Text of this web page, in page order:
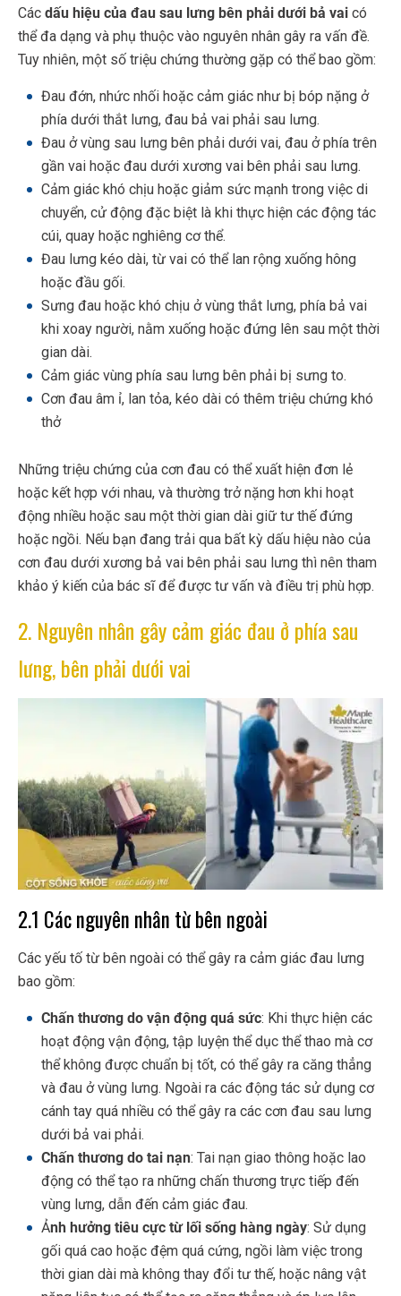
Các dấu hiệu của đau sau lưng bên phải dưới bả vai có
thể đa dạng và phụ thuộc vào nguyên nhân gây ra vấn đề.
Tuy nhiên, một số triệu chứng thường gặp có thể bao gồm:
Đau đớn, nhức nhối hoặc cảm giác như bị bóp nặng ở
phía dưới thắt lưng, đau bả vai phải sau lưng.
Đau ở vùng sau lưng bên phải dưới vai, đau ở phía trên
gần vai hoặc đau dưới xương vai bên phải sau lưng.
Cảm giác khó chịu hoặc giảm sức mạnh trong việc di
chuyển, cử động đặc biệt là khi thực hiện các động tác
cúi, quay hoặc nghiêng cơ thể.
Đau lưng kéo dài, từ vai có thể lan rộng xuống hông
hoặc đầu gối.
Sưng đau hoặc khó chịu ở vùng thắt lưng, phía bả vai
khi xoay người, nằm xuống hoặc đứng lên sau một thời
gian dài.
Cảm giác vùng phía sau lưng bên phải bị sưng to.
Cơn đau âm ỉ, lan tỏa, kéo dài có thêm triệu chứng khó
thở
Những triệu chứng của cơn đau có thể xuất hiện đơn lẻ
hoặc kết hợp với nhau, và thường trở nặng hơn khi hoạt
động nhiều hoặc sau một thời gian dài giữ tư thế đứng
hoặc ngồi. Nếu bạn đang trải qua bất kỳ dấu hiệu nào của
cơn đau dưới xương bả vai bên phải sau lưng thì nên tham
khảo ý kiến của bác sĩ để được tư vấn và điều trị phù hợp.
2. Nguyên nhân gây cảm giác đau ở phía sau
lưng, bên phải dưới vai
2.1 Các nguyên nhân từ bên ngoài
Các yếu tố từ bên ngoài có thể gây ra cảm giác đau lưng
bao gồm:
Chấn thương do vận động quá sức: Khi thực hiện các
hoạt động vận động, tập luyện thể dục thể thao mà cơ
thể không được chuẩn bị tốt, có thể gây ra căng thẳng
và đau ở vùng lưng. Ngoài ra các động tác sử dụng cơ
cánh tay quá nhiều có thể gây ra các cơn đau sau lưng
dưới bả vai phải.
Chấn thương do tai nạn: Tai nạn giao thông hoặc lao
động có thể tạo ra những chấn thương trực tiếp đến
vùng lưng, dẫn đến cảm giác đau.
Ảnh hưởng tiêu cực từ lối sống hàng ngày: Sử dụng
gối quá cao hoặc đệm quá cứng, ngồi làm việc trong
thời gian dài mà không thay đổi tư thế, hoặc nâng vật